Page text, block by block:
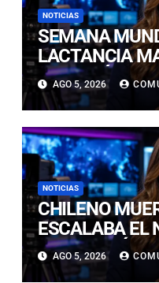
NOTICIAS
SEMANA
LACTANCIA
COPIAPÓ CON
ABIERTA A LA
AGO 5, 2026
NOTICIAS
CHILENO
ESCALABA EL
HUASCARÁN
PRECIPITADO
AGO 5, 2026